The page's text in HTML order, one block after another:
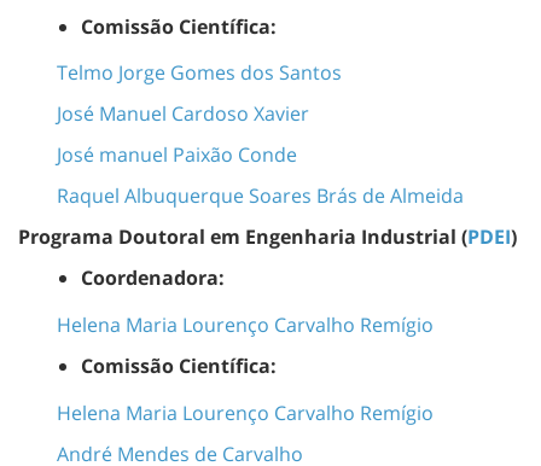
Comissão Científica:
Telmo Jorge Gomes dos Santos
José Manuel Cardoso Xavier
José manuel Paixão Conde
Raquel Albuquerque Soares Brás de Almeida
Programa Doutoral em Engenharia Industrial (PDEI)
Coordenadora:
Helena Maria Lourenço Carvalho Remígio
Comissão Científica:
Helena Maria Lourenço Carvalho Remígio
André Mendes de Carvalho